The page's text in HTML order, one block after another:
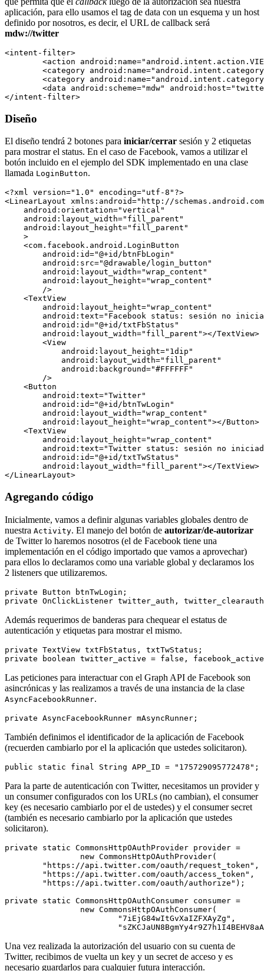
aplicación, para ello usamos el tag de data con un esquema y un host
definido por nosotros, es decir, el URL de callback será
mdw://twitter
<intent-filter>
Diseño
El diseño tendrá 2 botones para iniciar/cerrar sesión y 2 etiquetas
para mostrar el status. En el caso de Facebook, vamos a utilizar el
botón incluido en el ejemplo del SDK implementado en una clase
llamada LoginButton.
<?xml version="1.0" encoding="utf-8"?>
<LinearLayout xmlns:android="http://
    android:orientation="vertical"
    android:layout_width="fill_parent"
    android:layout_height="fill_parent"
    >
    <com.facebook.android.LoginButton
        android:id="@+id/btnFbLogin"
        android:src="@drawable/login_button"
        android:layout_width="wrap_content"
        android:layout_height="wrap_content"
        />
    <TextView
    <Button
    <TextView
Agregando código
Inicialmente, vamos a definir algunas variables globales dentro de
nuestra Activity. El manejo del botón de autorizar/de-autorizar
de Twitter lo haremos nosotros (el de Facebook tiene una
implementación en el código importado que vamos a aprovechar)
para ellos lo declaramos como una variable global y declaramos los
2 listeners que utilizaremos.
private Button btnTwLogin;
Además requerimos de banderas para chequear el estatus de
autenticación y etiquetas para mostrar el mismo.
private TextView txtFbStatus, txtTwStatus;
Las peticiones para interactuar con el Graph API de Facebook son
asincrónicas y las realizamos a través de una instancia de la clase
AsyncFacebookRunner.
También definimos el identificador de la aplicación de Facebook
(recuerden cambiarlo por el la aplicación que ustedes solicitaron).
Para la parte de autenticación con Twitter, necesitamos un provider y
un consumer configurados con los URLs (no cambian), el consumer
key (es necesario cambiarlo por el de ustedes) y el consumer secret
(también es necesario cambiarlo por la aplicación que ustedes
solicitaron).
private static CommonsHttpOAuthProvider provider =
        "https://api.twitter.com/oauth/request_token",
        "https://api.twitter.com/oauth/access_token",
        "https://api.twitter.com/oauth/authorize");
private static CommonsHttpOAuthConsumer consumer =
Una vez realizada la autorización del usuario con su cuenta de
Twitter, recibimos de vuelta un key y un secret de acceso y es
necesario guardarlos para cualquier futura interacción.